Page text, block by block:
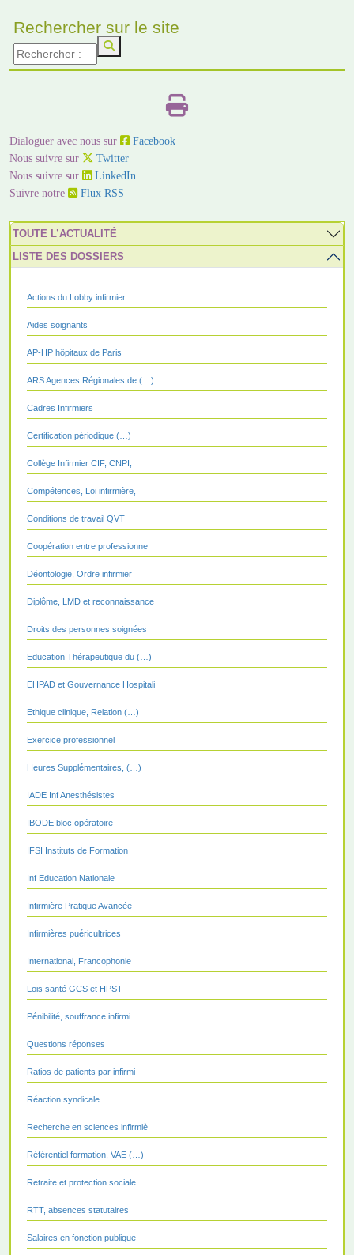
Rechercher sur le site
Dialoguer avec nous sur
Facebook
Nous suivre sur
Twitter
Nous suivre sur
LinkedIn
Suivre notre
Flux RSS
TOUTE L’ACTUALITÉ
LISTE DES DOSSIERS
Actions du Lobby infirmier
Aides soignants
AP-HP hôpitaux de Paris
ARS Agences Régionales de (…)
Cadres Infirmiers
Certification périodique (…)
Collège Infirmier CIF, CNPI,
Compétences, Loi infirmière,
Conditions de travail QVT
Coopération entre professionne
Déontologie, Ordre infirmier
Diplôme, LMD et reconnaissance
Droits des personnes soignées
Education Thérapeutique du (…)
EHPAD et Gouvernance Hospitali
Ethique clinique, Relation (…)
Exercice professionnel
Heures Supplémentaires, (…)
IADE Inf Anesthésistes
IBODE bloc opératoire
IFSI Instituts de Formation
Inf Education Nationale
Infirmière Pratique Avancée
Infirmières puéricultrices
International, Francophonie
Lois santé GCS et HPST
Pénibilité, souffrance infirmi
Questions réponses
Ratios de patients par infirmi
Réaction syndicale
Recherche en sciences infirmiè
Référentiel formation, VAE (…)
Retraite et protection sociale
RTT, absences statutaires
Salaires en fonction publique